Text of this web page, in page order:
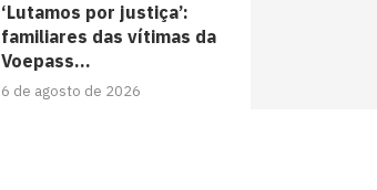
‘Lutamos por justiça’:
familiares das vítimas da
Voepass...
6 de agosto de 2026